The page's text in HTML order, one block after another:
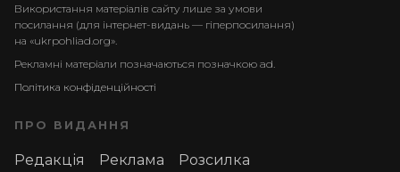
Використання матеріалів сайту лише за умови
посилання (для інтернет-видань — гіперпосилання)
на «ukrpohliad.org».
Рекламні матеріали позначаються позначкою ad.
Політика конфіденційності
ПРО ВИДАННЯ
Редакція Реклама Розсилка